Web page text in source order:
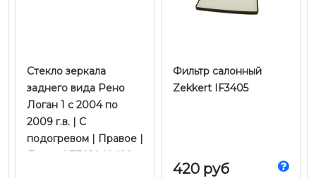
Стекло зеркала
заднего вида Рено
Логан 1 c 2004 по
2009 г.в. | С
подогревом | Правое |
Левое | 7701040426
Фильтр салонный
Zekkert IF3405
420 руб